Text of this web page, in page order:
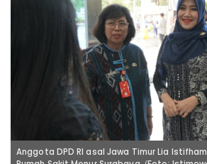
Anggota DPD RI asal Jawa Timur Lia